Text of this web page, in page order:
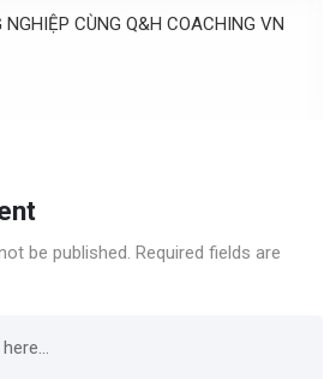
CÙNG Q&H COACHING VN
be published. Required fields are